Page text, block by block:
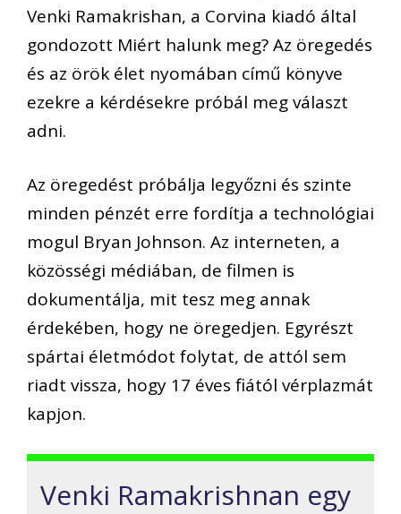
Venki Ramakrishan, a Corvina kiadó által
gondozott Miért halunk meg? Az öregedés
és az örök élet nyomában című könyve
ezekre a kérdésekre próbál meg választ
adni.
Az öregedést próbálja legyőzni és szinte
minden pénzét erre fordítja a technológiai
mogul Bryan Johnson. Az interneten, a
közösségi médiában, de filmen is
dokumentálja, mit tesz meg annak
érdekében, hogy ne öregedjen. Egyrészt
spártai életmódot folytat, de attól sem
riadt vissza, hogy 17 éves fiától vérplazmát
kapjon.
Venki Ramakrishnan egy